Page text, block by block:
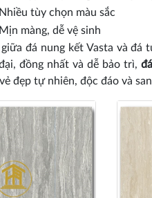
Nhiều tùy chọn màu sắc
Mịn màng, dễ vệ sinh
đá nung kết Vasta và đá
đồng nhất và dễ bảo trì,
đẹp tự nhiên, độc đáo và